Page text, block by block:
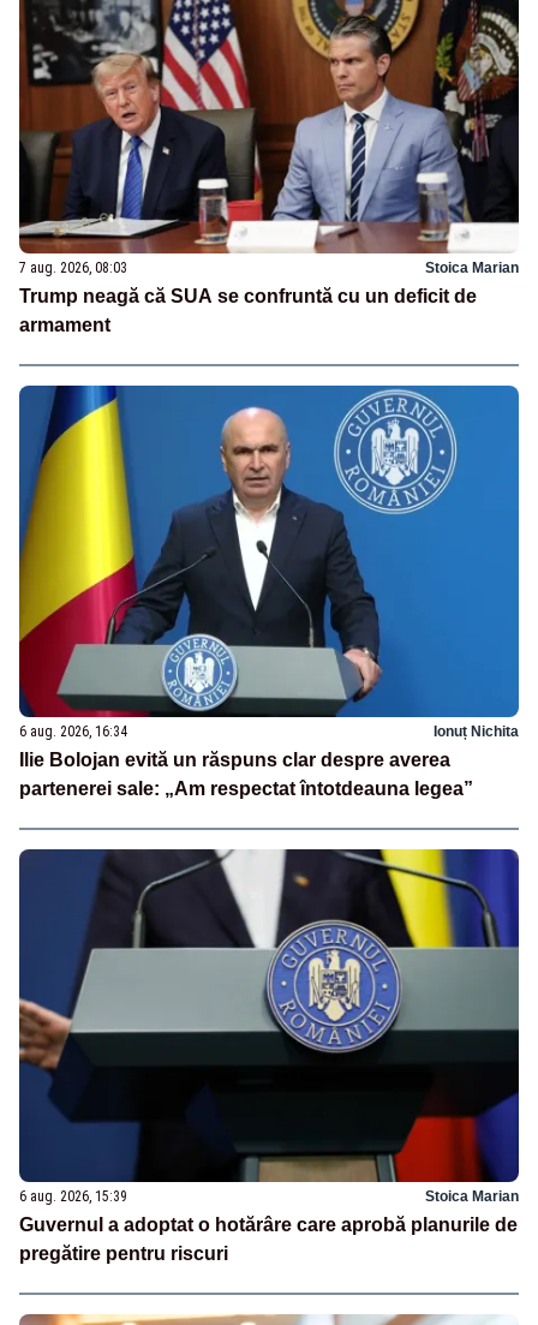
7 aug. 2026, 08:03 Stoica Marian
Trump neagă că SUA se confruntă cu un deficit de
armament
6 aug. 2026, 16:34 Ionuț Nichita
Ilie Bolojan evită un răspuns clar despre averea
partenerei sale: „Am respectat întotdeauna legea”
6 aug. 2026, 15:39 Stoica Marian
Guvernul a adoptat o hotărâre care aprobă planurile de
pregătire pentru riscuri